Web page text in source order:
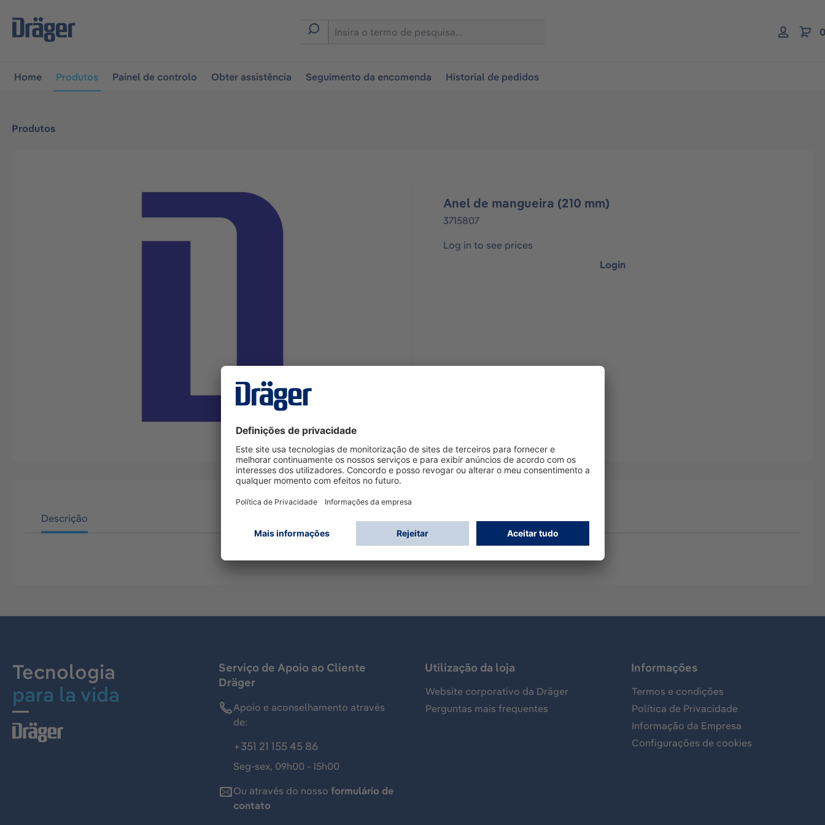
a navegação principal
Home Produtos Painel de controlo Obter assistência Seguimento da encomenda Historial de pedidos
Produtos
Anel de mangueira (210 mm)
3715807
Log in to see prices
Login
Descrição
Tecnologia
para la vida
Serviço de Apoio ao Cliente
Dräger
Apoio e aconselhamento através
de:
+351 21 155 45 86
Seg-sex, 09h00 - 15h00
Ou através do nosso formulário de
contato
Utilização da loja
Website corporativo da Dräger
Perguntas mais frequentes
Informações
Termos e condições
Política de Privacidade
Informação da Empresa
Configurações de cookies